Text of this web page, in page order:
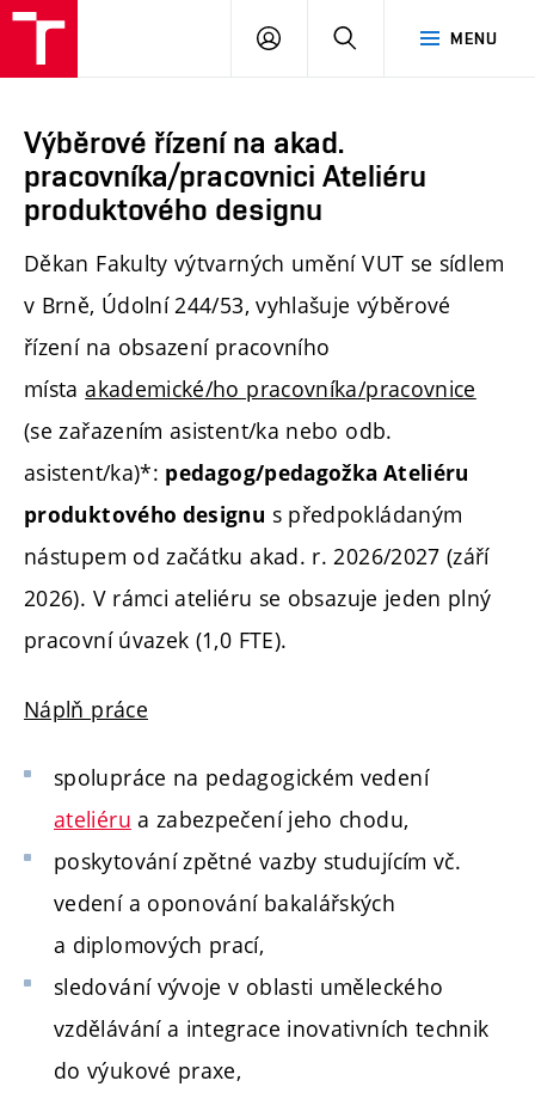
MENU
PŘIHLÁSIT
Výběrové řízení na akad.
pracovníka/pracovnici Ateliéru
produktového designu
Děkan Fakulty výtvarných umění VUT se sídlem
v Brně, Údolní 244/53, vyhlašuje výběrové
řízení na obsazení pracovního
místaakademické/ho pracovníka/pracovnice
(se zařazením asistent/ka nebo odb.
asistent/ka)*: pedagog/pedagožka Ateliéru
produktového designu s předpokládaným
nástupem od začátku akad. r. 2026/2027 (září
2026). V rámci ateliéru se obsazuje jeden plný
pracovní úvazek (1,0 FTE).
Náplň práce
spolupráce na pedagogickém vedení
ateliéru a zabezpečení jeho chodu,
poskytování zpětné vazby studujícím vč.
vedení a oponování bakalářských
a diplomových prací,
sledování vývoje v oblasti uměleckého
vzdělávání a integrace inovativních technik
do výukové praxe,